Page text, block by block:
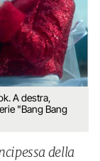
A destra,
"Bang Bang
della